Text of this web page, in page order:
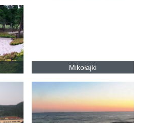
Mikołajki